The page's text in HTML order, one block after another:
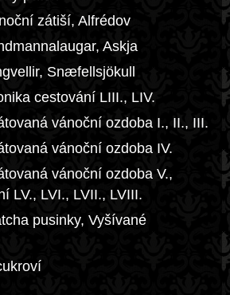
zátiší, Alfrédov
Askja
Snæfellsjökull
cestování LIII., LIV.
vánoční ozdoba I., II., III.
vánoční ozdoba IV.
vánoční ozdoba V.,
LV., LVI., LVII., LVIII.
pusinky, Vyšívané